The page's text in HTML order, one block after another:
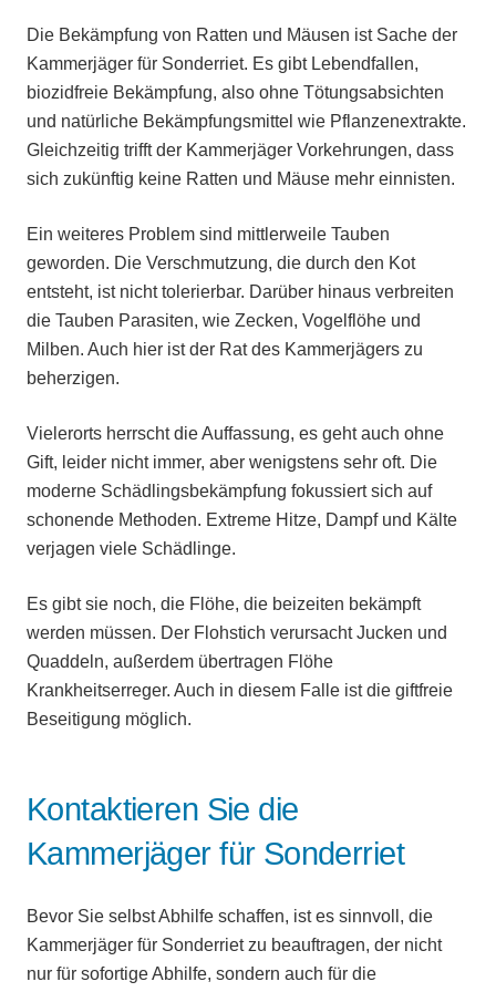
Die Bekämpfung von Ratten und Mäusen ist Sache der
Kammerjäger für Sonderriet. Es gibt Lebendfallen,
biozidfreie Bekämpfung, also ohne Tötungsabsichten
und natürliche Bekämpfungsmittel wie Pflanzenextrakte.
Gleichzeitig trifft der Kammerjäger Vorkehrungen, dass
sich zukünftig keine Ratten und Mäuse mehr einnisten.
Ein weiteres Problem sind mittlerweile Tauben
geworden. Die Verschmutzung, die durch den Kot
entsteht, ist nicht tolerierbar. Darüber hinaus verbreiten
die Tauben Parasiten, wie Zecken, Vogelflöhe und
Milben. Auch hier ist der Rat des Kammerjägers zu
beherzigen.
Vielerorts herrscht die Auffassung, es geht auch ohne
Gift, leider nicht immer, aber wenigstens sehr oft. Die
moderne Schädlingsbekämpfung fokussiert sich auf
schonende Methoden. Extreme Hitze, Dampf und Kälte
verjagen viele Schädlinge.
Es gibt sie noch, die Flöhe, die beizeiten bekämpft
werden müssen. Der Flohstich verursacht Jucken und
Quaddeln, außerdem übertragen Flöhe
Krankheitserreger. Auch in diesem Falle ist die giftfreie
Beseitigung möglich.
Kontaktieren Sie die
Kammerjäger für Sonderriet
Bevor Sie selbst Abhilfe schaffen, ist es sinnvoll, die
Kammerjäger für Sonderriet zu beauftragen, der nicht
nur für sofortige Abhilfe, sondern auch für die